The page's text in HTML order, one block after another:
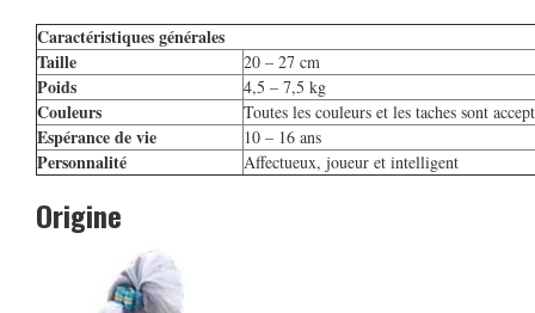
Caractéristiques générales
Taille
20 – 27 cm
Poids 4,5 – 7,5 kg
Couleurs Toutes les couleurs et les taches sont
Espérance de vie 10 – 16 ans
Personnalité Affectueux, joueur et intelligent
Origine